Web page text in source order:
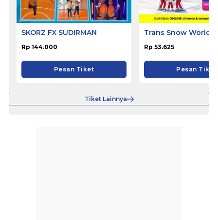
SKORZ FX SUDIRMAN
Rp 144.000
Pesan Tiket
Trans Snow World
Rp 53.625
Pesan Tiket
Tiket Lainnya